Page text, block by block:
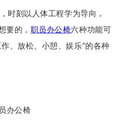
时刻以人体工程学为导向，
要的， 职员办公椅六种功能可
、放松、小憩、娱乐”的各种